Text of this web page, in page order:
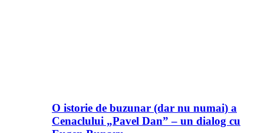
O istorie de buzunar (dar nu numai) a
Cenaclului „Pavel Dan” – un dialog cu